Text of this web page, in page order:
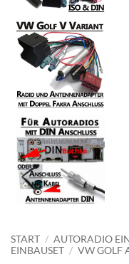
START / AUTORADIO
EINBAUSET / VW GOLF